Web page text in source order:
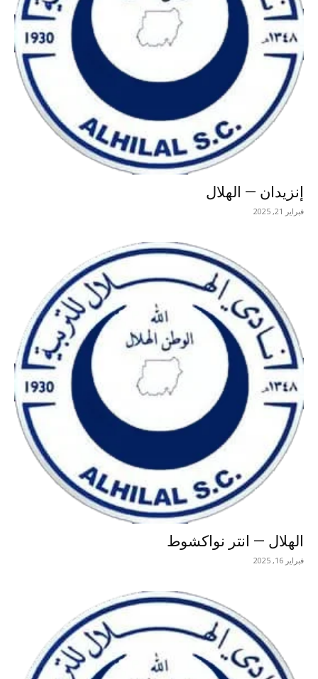
إنزيدان — الهلال
فبراير 21, 2025
الهلال — انتر نواكشوط
فبراير 16, 2025